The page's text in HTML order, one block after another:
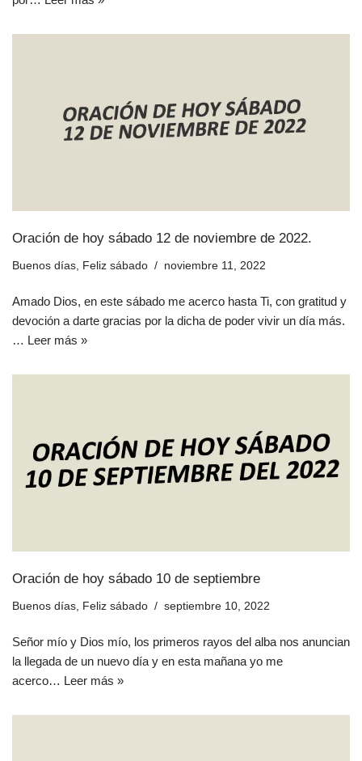
Oración de hoy sábado 12 de noviembre de 2022.
Buenos días Feliz sábado noviembre 11, 2022
Amado Dios, en este sábado me acerco hasta Ti, con gratitud y
devoción a darte gracias por la dicha de poder vivir un día más.
… Leer más »
Oración de hoy sábado 10 de septiembre
Buenos días Feliz sábado septiembre 10, 2022
Señor mío y Dios mío, los primeros rayos del alba nos anuncian
la llegada de un nuevo día y en esta mañana yo me
acerco… Leer más »